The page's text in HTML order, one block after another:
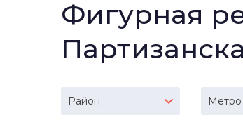
Фигурная
Район Метро